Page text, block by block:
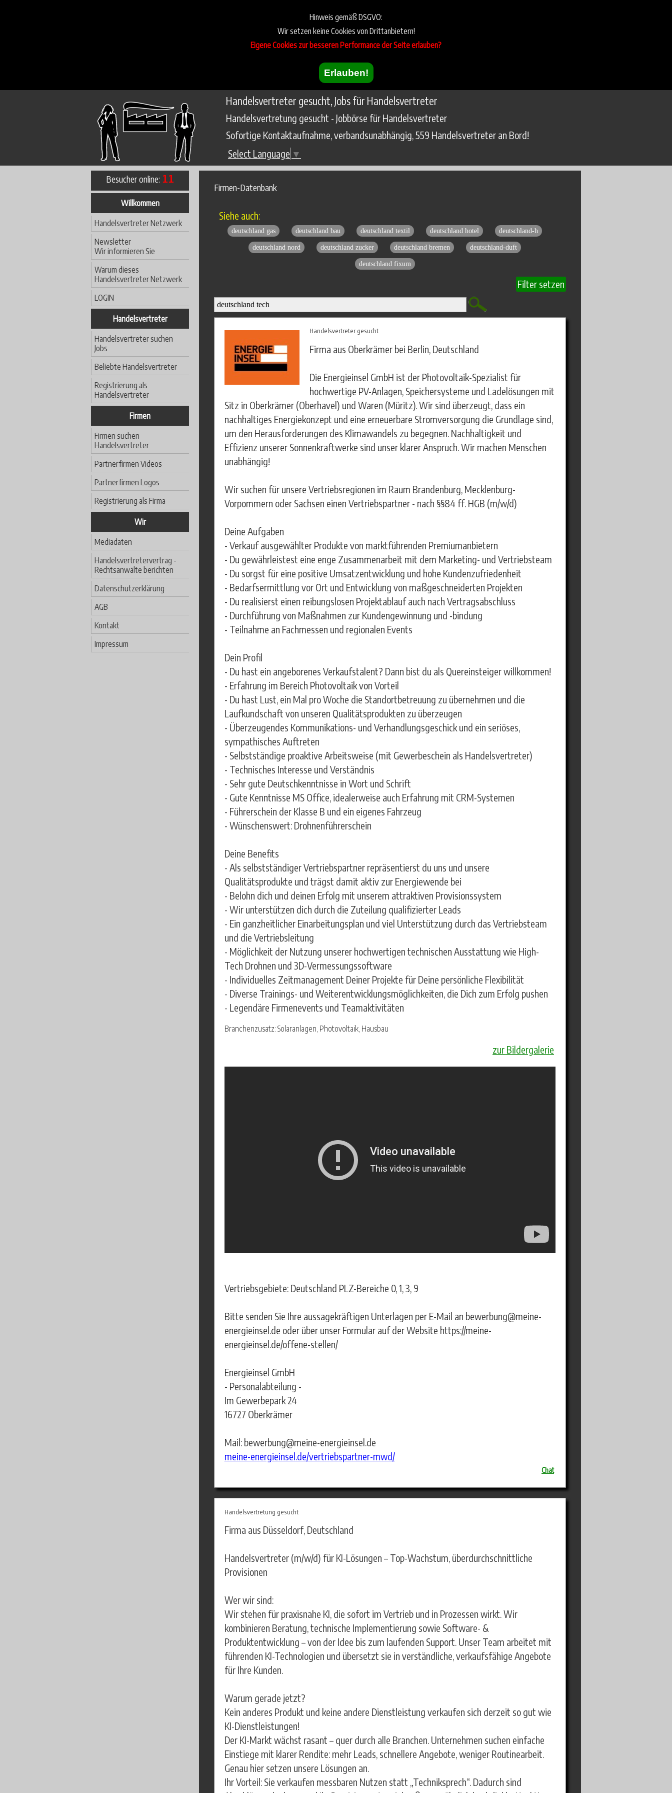
Hinweis gemäß DSGVO:
Wir setzen keine Cookies von Drittanbietern!
Eigene Cookies zur besseren Performance der Seite erlauben?
Erlauben!
Handelsvertreter gesucht, Jobs für Handelsvertreter
Handelsvertretung gesucht - Jobbörse für Handelsvertreter
Sofortige Kontaktaufnahme, verbandsunabhängig, 559 Handelsvertreter an Bord!
Select Language ▼
Besucher online: 11
Willkommen
Handelsvertreter Netzwerk
Newsletter
Wir informieren Sie
Warum dieses
Handelsvertreter Netzwerk
LOGIN
Handelsvertreter
Handelsvertreter suchen
Jobs
Beliebte Handelsvertreter
Registrierung als
Handelsvertreter
Firmen
Firmen suchen
Handelsvertreter
Partnerfirmen Videos
Partnerfirmen Logos
Registrierung als Firma
Wir
Mediadaten
Handelsvertretervertrag -
Rechtsanwälte berichten
Datenschutzerklärung
AGB
Kontakt
Impressum
Firmen-Datenbank
Siehe auch:
deutschland gas deutschland bau deutschland textil deutschland hotel deutschland-h
deutschland nord deutschland zucker deutschland bremen deutschland-duft
deutschland fixum
Filter setzen
Handelsvertreter gesucht
Firma aus Oberkrämer bei Berlin, Deutschland
Die Energieinsel GmbH ist der Photovoltaik-Spezialist für
hochwertige PV-Anlagen, Speichersysteme und Ladelösungen mit
Sitz in Oberkrämer (Oberhavel) und Waren (Müritz). Wir sind überzeugt, dass ein
nachhaltiges Energiekonzept und eine erneuerbare Stromversorgung die Grundlage sind,
um den Herausforderungen des Klimawandels zu begegnen. Nachhaltigkeit und
Effizienz unserer Sonnenkraftwerke sind unser klarer Anspruch. Wir machen Menschen
unabhängig!
Wir suchen für unsere Vertriebsregionen im Raum Brandenburg, Mecklenburg-
Vorpommern oder Sachsen einen Vertriebspartner - nach §§84 ff. HGB (m/w/d)
Deine Aufgaben
- Verkauf ausgewählter Produkte von marktführenden Premiumanbietern
- Du gewährleistest eine enge Zusammenarbeit mit dem Marketing- und Vertriebsteam
- Du sorgst für eine positive Umsatzentwicklung und hohe Kundenzufriedenheit
- Bedarfsermittlung vor Ort und Entwicklung von maßgeschneiderten Projekten
- Du realisierst einen reibungslosen Projektablauf auch nach Vertragsabschluss
- Durchführung von Maßnahmen zur Kundengewinnung und -bindung
- Teilnahme an Fachmessen und regionalen Events
Dein Profil
- Du hast ein angeborenes Verkaufstalent? Dann bist du als Quereinsteiger willkommen!
- Erfahrung im Bereich Photovoltaik von Vorteil
- Du hast Lust, ein Mal pro Woche die Standortbetreuung zu übernehmen und die
Laufkundschaft von unseren Qualitätsprodukten zu überzeugen
- Überzeugendes Kommunikations- und Verhandlungsgeschick und ein seriöses,
sympathisches Auftreten
- Selbstständige proaktive Arbeitsweise (mit Gewerbeschein als Handelsvertreter)
- Technisches Interesse und Verständnis
- Sehr gute Deutschkenntnisse in Wort und Schrift
- Gute Kenntnisse MS Office, idealerweise auch Erfahrung mit CRM-Systemen
- Führerschein der Klasse B und ein eigenes Fahrzeug
- Wünschenswert: Drohnenführerschein
Deine Benefits
- Als selbstständiger Vertriebspartner repräsentierst du uns und unsere
Qualitätsprodukte und trägst damit aktiv zur Energiewende bei
- Belohn dich und deinen Erfolg mit unserem attraktiven Provisionssystem
- Wir unterstützen dich durch die Zuteilung qualifizierter Leads
- Ein ganzheitlicher Einarbeitungsplan und viel Unterstützung durch das Vertriebsteam
und die Vertriebsleitung
- Möglichkeit der Nutzung unserer hochwertigen technischen Ausstattung wie High-
Tech Drohnen und 3D-Vermessungssoftware
- Individuelles Zeitmanagement Deiner Projekte für Deine persönliche Flexibilität
- Diverse Trainings- und Weiterentwicklungsmöglichkeiten, die Dich zum Erfolg pushen
- Legendäre Firmenevents und Teamaktivitäten
Branchenzusatz: Solaranlagen, Photovoltaik, Hausbau
zur Bildergalerie
Vertriebsgebiete: Deutschland PLZ-Bereiche 0, 1, 3, 9
Bitte senden Sie Ihre aussagekräftigen Unterlagen per E-Mail an bewerbung@meine-
energieinsel.de oder über unser Formular auf der Website https://meine-
energieinsel.de/offene-stellen/
Energieinsel GmbH
- Personalabteilung -
Im Gewerbepark 24
16727 Oberkrämer
Mail: bewerbung@meine-energieinsel.de
meine-energieinsel.de/vertriebspartner-mwd/
Chat
Handelsvertretung gesucht
Firma aus Düsseldorf, Deutschland
Handelsvertreter (m/w/d) für KI-Lösungen – Top-Wachstum, überdurchschnittliche
Provisionen
Wer wir sind:
Wir stehen für praxisnahe KI, die sofort im Vertrieb und in Prozessen wirkt. Wir
kombinieren Beratung, technische Implementierung sowie Software- &
Produktentwicklung – von der Idee bis zum laufenden Support. Unser Team arbeitet mit
führenden KI-Technologien und übersetzt sie in verständliche, verkaufsfähige Angebote
für Ihre Kunden.
Warum gerade jetzt?
Kein anderes Produkt und keine andere Dienstleistung verkaufen sich derzeit so gut wie
KI-Dienstleistungen!
Der KI-Markt wächst rasant – quer durch alle Branchen. Unternehmen suchen einfache
Einstiege mit klarer Rendite: mehr Leads, schnellere Angebote, weniger Routinearbeit.
Genau hier setzen unsere Lösungen an.
Ihr Vorteil: Sie verkaufen messbaren Nutzen statt „Techniksprech“. Dadurch sind